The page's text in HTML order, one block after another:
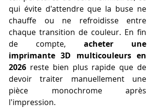
qui évite d'attendre que la buse ne
chauffe ou ne refroidisse entre
chaque transition de couleur. En fin
de compte, acheter une
imprimante 3D multicouleurs en
2026 reste bien plus rapide que de
devoir traiter manuellement une
pièce monochrome après
l'impression.